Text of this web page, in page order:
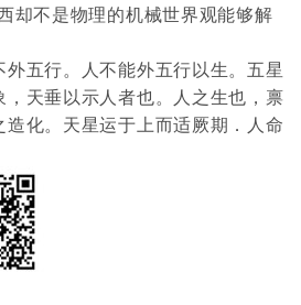
却不是物理的机械世界观能够解
五行。人不能外五行以生。五星
，天垂以示人者也。人之生也，禀
化。天星运于上而适厥期．人命